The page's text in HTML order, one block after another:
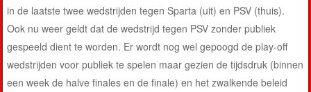
in de laatste twee wedstrijden tegen Sparta (uit) en PSV (thuis).
Ook nu weer geldt dat de wedstrijd tegen PSV zonder publiek
gespeeld dient te worden. Er wordt nog wel gepoogd de play-off
wedstrijden voor publiek te spelen maar gezien de tijdsdruk (binnen
een week de halve finales en de finale) en het zwalkende beleid